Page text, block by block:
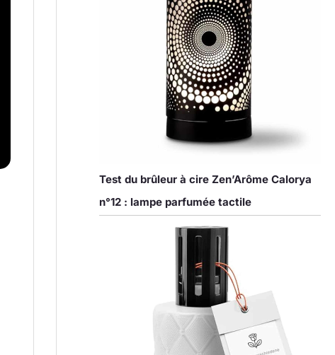
Test du brûleur à cire Zen’Arôme Calorya
n°12 : lampe parfumée tactile